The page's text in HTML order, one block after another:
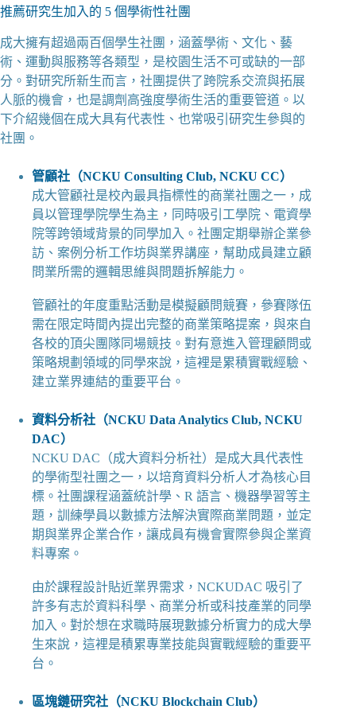
推薦研究生加入的 5 個學術性社團
成大擁有超過兩百個學生社團，涵蓋學術、文化、藝
術、運動與服務等各類型，是校園生活不可或缺的一部
分。對研究所新生而言，社團提供了跨院系交流與拓展
人脈的機會，也是調劑高強度學術生活的重要管道。以
下介紹幾個在成大具有代表性、也常吸引研究生參與的
社團。
管顧社（NCKU Consulting Club, NCKU CC）
成大管顧社是校內最具指標性的商業社團之一，成
員以管理學院學生為主，同時吸引工學院、電資學
院等跨領域背景的同學加入。社團定期舉辦企業參
訪、案例分析工作坊與業界講座，幫助成員建立顧
問業所需的邏輯思維與問題拆解能力。
管顧社的年度重點活動是模擬顧問競賽，參賽隊伍
需在限定時間內提出完整的商業策略提案，與來自
各校的頂尖團隊同場競技。對有意進入管理顧問或
策略規劃領域的同學來說，這裡是累積實戰經驗、
建立業界連結的重要平台。
資料分析社（NCKU Data Analytics Club, NCKU
DAC）
NCKU DAC（成大資料分析社）是成大具代表性
的學術型社團之一，以培育資料分析人才為核心目
標。社團課程涵蓋統計學、R 語言、機器學習等主
題，訓練學員以數據方法解決實際商業問題，並定
期與業界企業合作，讓成員有機會實際參與企業資
料專案。
由於課程設計貼近業界需求，NCKUDAC 吸引了
許多有志於資料科學、商業分析或科技產業的同學
加入。對於想在求職時展現數據分析實力的成大學
生來說，這裡是積累專業技能與實戰經驗的重要平
台。
區塊鏈研究社（NCKU Blockchain Club）